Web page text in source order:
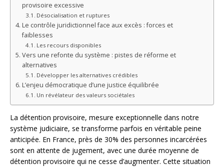
provisoire excessive
Désocialisation et ruptures
Le contrôle juridictionnel face aux excès : forces et
faiblesses
Les recours disponibles
Vers une refonte du système : pistes de réforme et
alternatives
Développer les alternatives crédibles
L’enjeu démocratique d’une justice équilibrée
Un révélateur des valeurs sociétales
La détention provisoire, mesure exceptionnelle dans notre
système judiciaire, se transforme parfois en véritable peine
anticipée. En France, près de 30% des personnes incarcérées
sont en attente de jugement, avec une durée moyenne de
détention provisoire qui ne cesse d’augmenter. Cette situation